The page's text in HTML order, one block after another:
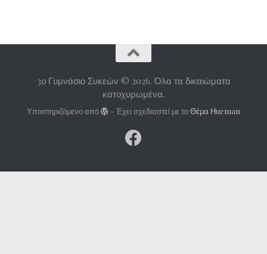
3ο Γυμνάσιο Συκεών © 2026. Όλα τα δικαιώματα
κατοχυρωμένα.
Υποστηριζόμενο από - Έχει σχεδιαστεί με τοΘέμα Ηueman